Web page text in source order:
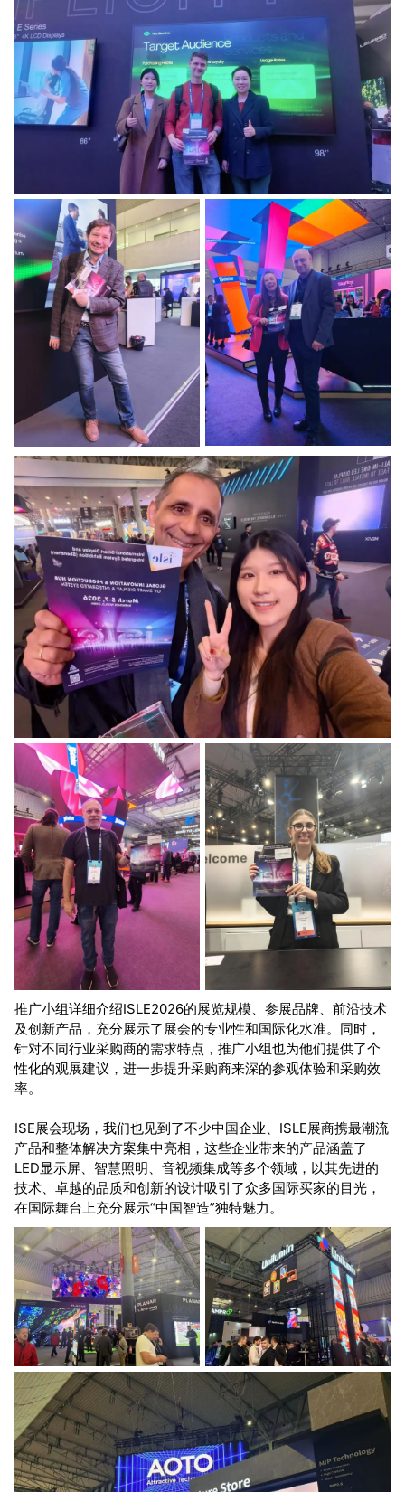
推广小组详细介绍ISLE2026的展览规模、参展品牌、前沿技术
及创新产品，充分展示了展会的专业性和国际化水准。同时，
针对不同行业采购商的需求特点，推广小组也为他们提供了个
性化的观展建议，进一步提升采购商来深的参观体验和采购效
率。
ISE展会现场，我们也见到了不少中国企业、ISLE展商携最潮流
产品和整体解决方案集中亮相，这些企业带来的产品涵盖了
LED显示屏、智慧照明、音视频集成等多个领域，以其先进的
技术、卓越的品质和创新的设计吸引了众多国际买家的目光，
在国际舞台上充分展示“中国智造”独特魅力。